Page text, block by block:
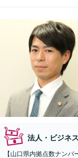
法人・ビジネ
【山口県内拠点数ナン